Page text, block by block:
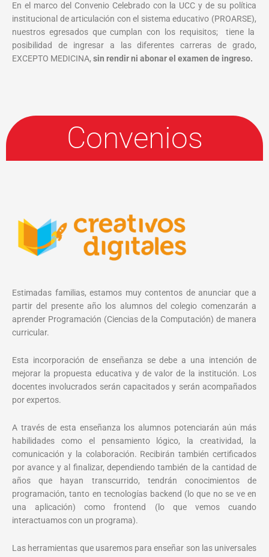
En el marco del Convenio Celebrado con la UCC y de su política
institucional de articulación con el sistema educativo (PROARSE),
nuestros egresados que cumplan con los requisitos; tiene la
posibilidad de ingresar a las diferentes carreras de grado,
EXCEPTO MEDICINA, sin rendir ni abonar el examen de ingreso.
Convenios
Estimadas familias, estamos muy contentos de anunciar que a
partir del presente año los alumnos del colegio comenzarán a
aprender Programación (Ciencias de la Computación) de manera
curricular.
Esta incorporación de enseñanza se debe a una intención de
mejorar la propuesta educativa y de valor de la institución. Los
docentes involucrados serán capacitados y serán acompañados
por expertos.
A través de esta enseñanza los alumnos potenciarán aún más
habilidades como el pensamiento lógico, la creatividad, la
comunicación y la colaboración. Recibirán también certificados
por avance y al finalizar, dependiendo también de la cantidad de
años que hayan transcurrido, tendrán conocimientos de
programación, tanto en tecnologías backend (lo que no se ve en
una aplicación) como frontend (lo que vemos cuando
interactuamos con un programa).
Las herramientas que usaremos para enseñar son las universales